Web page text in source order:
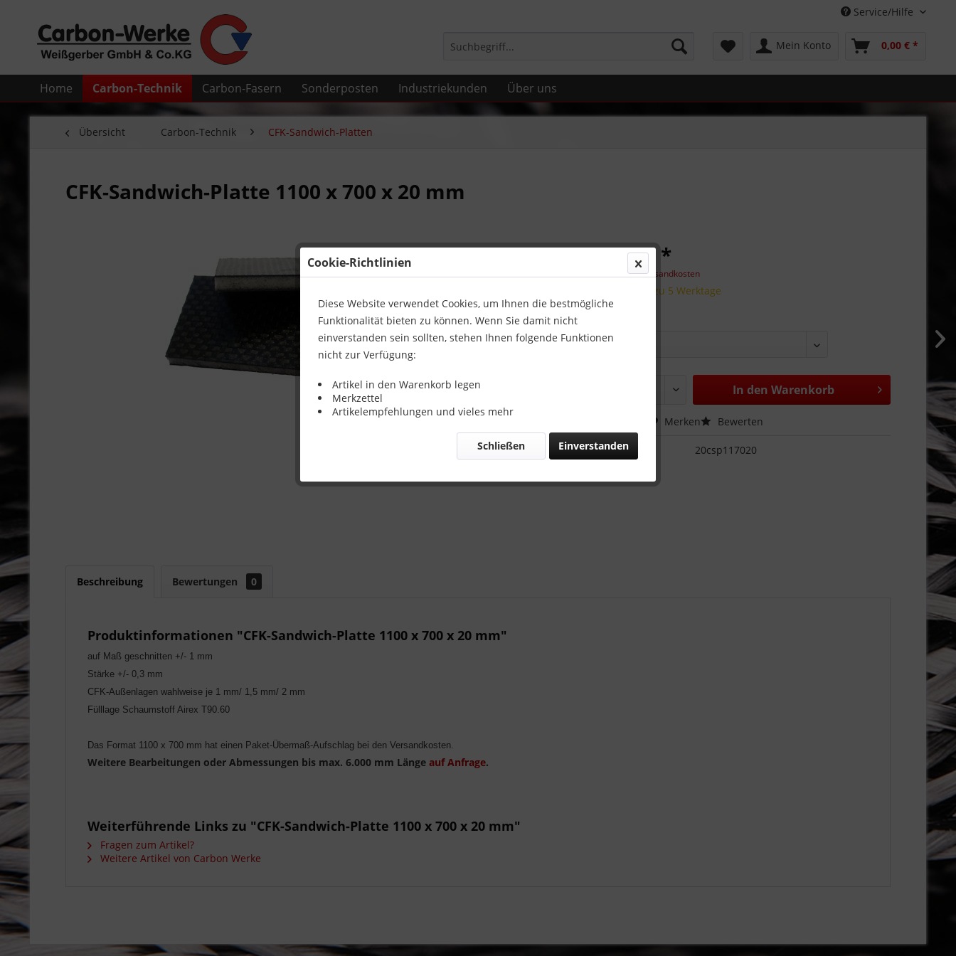
Service/Hilfe
Mein Konto 0,00 € *
Home Carbon-Technik Carbon-Fasern Sonderposten Industriekunden Über uns
Übersicht Carbon-Technik CFK-Sandwich-Platten
CFK-Sandwich-Platte 1100 x 700 x 20 mm
571,80 € *
zzgl. Versandkosten
Lieferzeit bis zu 5 Werktage
CFK-Decklagen:
In den Warenkorb
Merken Bewerten
Artikel-Nr.: 20csp117020
Beschreibung Bewertungen 0
Produktinformationen "CFK-Sandwich-Platte 1100 x 700 x 20 mm"
auf Maß geschnitten +/- 1 mm
Stärke +/- 0,3 mm
CFK-Außenlagen wahlweise je 1 mm/ 1,5 mm/ 2 mm
Fülllage Schaumstoff Airex T90.60
Das Format 1100 x 700 mm hat einen Paket-Übermaß-Aufschlag bei den Versandkosten.
Weitere Bearbeitungen oder Abmessungen bis max. 6.000 mm Länge auf Anfrage.
Weiterführende Links zu "CFK-Sandwich-Platte 1100 x 700 x 20 mm"
Fragen zum Artikel?
Weitere Artikel von Carbon Werke
Cookie-Richtlinien
Diese Website verwendet Cookies, um Ihnen die bestmögliche
Funktionalität bieten zu können. Wenn Sie damit nicht
einverstanden sein sollten, stehen Ihnen folgende Funktionen
nicht zur Verfügung:
Artikel in den Warenkorb legen
Merkzettel
Artikelempfehlungen und vieles mehr
Einverstanden
Schließen